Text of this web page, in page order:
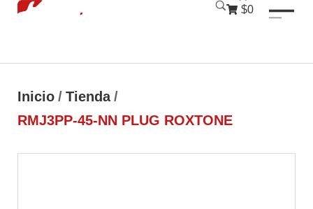
$0
Inicio / Tienda /
RMJ3PP-45-NN PLUG ROXTONE